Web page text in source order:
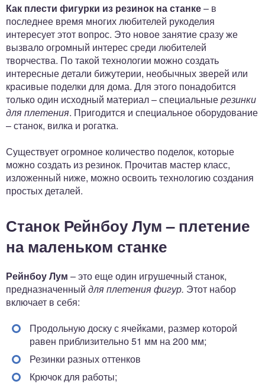
Как плести фигурки из резинок на станке– в
последнее время многих любителей рукоделия
интересует этот вопрос. Это новое занятие сразу же
вызвало огромный интерес среди любителей
творчества. По такой технологии можно создать
интересные детали бижутерии, необычных зверей или
красивые поделки для дома. Для этого понадобится
только один исходный материал – специальныерезинки
для плетения. Пригодится и специальное оборудование
– станок, вилка и рогатка.
Существует огромное количество поделок, которые
можно создать из резинок. Прочитав мастер класс,
изложенный ниже, можно освоить технологию создания
простых деталей.
Станок Рейнбоу Лум – плетение
на маленьком станке
Рейнбоу Лум – это еще один игрушечный станок,
предназначенный для плетения фигур. Этот набор
включает в себя:
Продольную доску с ячейками, размер которой
равен приблизительно 51 мм на 200 мм;
Резинки разных оттенков
Крючок для работы;